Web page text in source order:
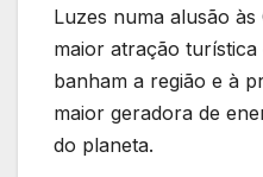
Luzes numa alusão
maior atração
banham a região e à
maior geradora de
do planeta.